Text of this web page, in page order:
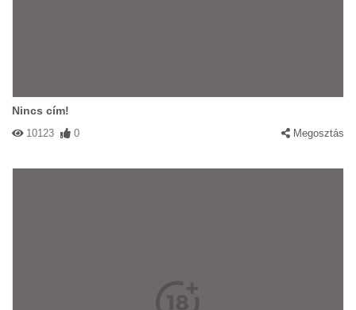
Nincs cím!
10123 0 Megosztás